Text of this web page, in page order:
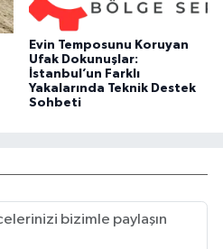
Evin Temposunu Koruyan
Ufak Dokunuşlar:
İstanbul’un Farklı
Yakalarında Teknik Destek
Sohbeti